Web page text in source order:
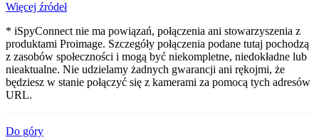
Więcej źródeł
* iSpyConnect nie ma powiązań, połączenia ani stowarzyszenia z
produktami Proimage. Szczegóły połączenia podane tutaj pochodzą
z zasobów społeczności i mogą być niekompletne, niedokładne lub
nieaktualne. Nie udzielamy żadnych gwarancji ani rękojmi, że
będziesz w stanie połączyć się z kamerami za pomocą tych adresów
URL.
Do góry